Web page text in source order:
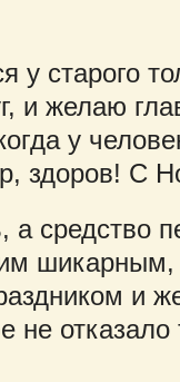
у старого
и желаю
у
здоров! С
а средство
и
не